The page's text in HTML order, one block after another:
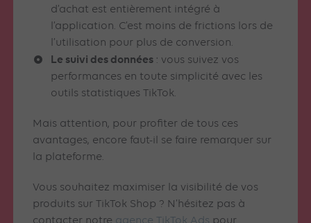
d’achat est entièrement intégré à
l’application. C’est moins de frictions lors de
l’utilisation pour plus de conversion.
Le suivi des données : vous suivez vos
performances en toute simplicité avec les
outils statistiques TikTok.
Mais attention, pour profiter de tous ces
avantages, encore faut-il se faire remarquer sur
la plateforme.
Vous souhaitez maximiser la visibilité de vos
produits sur TikTok Shop ? N’hésitez pas à